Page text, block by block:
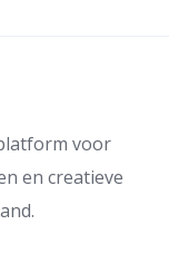
voor
en creatieve